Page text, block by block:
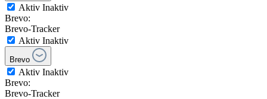
Aktiv Inaktiv
Brevo:
Brevo-Tracker
Aktiv Inaktiv
Brevo
Aktiv Inaktiv
Brevo:
Brevo-Tracker